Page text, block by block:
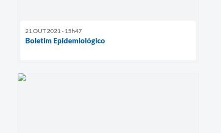
21 OUT 2021 - 15h47
Boletim Epidemiológico